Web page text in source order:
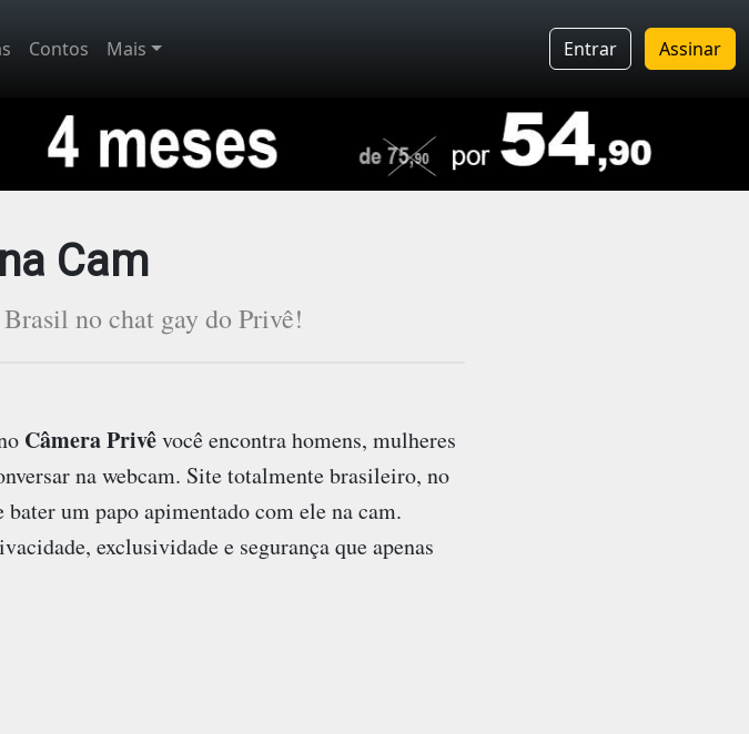
Contos Mais Entrar Assinar
Cam
no chat gay do Privê!
Câmera Privêvocê encontra homens, mulheres
na webcam. Site totalmente brasileiro, no
um papo apimentado com ele na cam.
exclusividade e segurança que apenas